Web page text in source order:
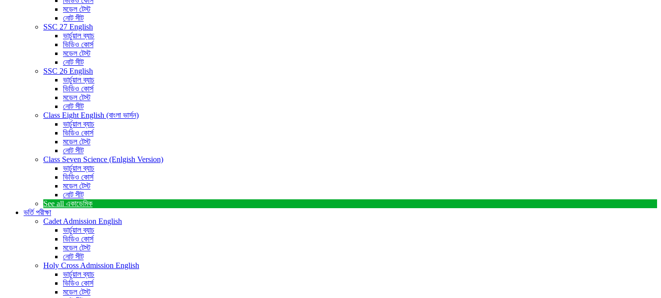
মডেল টেস্ট
নোট সীট
SSC 27 English
ভার্চুয়াল ব্যাচ
ভিডিও কোর্স
মডেল টেস্ট
নোট সীট
SSC 26 English
ভার্চুয়াল ব্যাচ
ভিডিও কোর্স
মডেল টেস্ট
নোট সীট
Class Eight English (বাংলা ভার্সন)
ভার্চুয়াল ব্যাচ
ভিডিও কোর্স
মডেল টেস্ট
নোট সীট
Class Seven Science (Enlgish Version)
ভার্চুয়াল ব্যাচ
ভিডিও কোর্স
মডেল টেস্ট
নোট সীট
See all একাডেমিক
ভর্তি পরীক্ষা
Cadet Admission English
ভার্চুয়াল ব্যাচ
ভিডিও কোর্স
মডেল টেস্ট
নোট সীট
Holy Cross Admission English
ভার্চুয়াল ব্যাচ
ভিডিও কোর্স
মডেল টেস্ট